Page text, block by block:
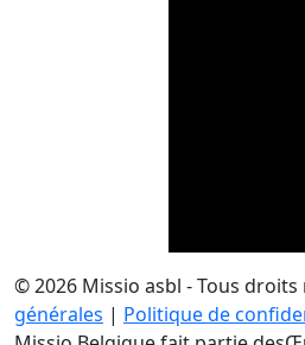
© 2026 Missio asbl - Tous droits
générales | Politique de